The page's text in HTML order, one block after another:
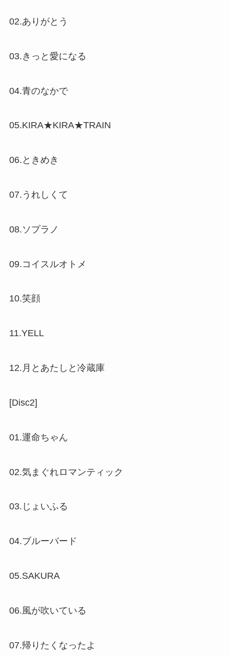
02.ありがとう
03.きっと愛になる
04.青のなかで
05.KIRA★KIRA★TRAIN
06.ときめき
07.うれしくて
08.ソプラノ
09.コイスルオトメ
10.笑顔
11.YELL
12.月とあたしと冷蔵庫
[Disc2]
01.運命ちゃん
02.気まぐれロマンティック
03.じょいふる
04.ブルーバード
05.SAKURA
06.風が吹いている
07.帰りたくなったよ